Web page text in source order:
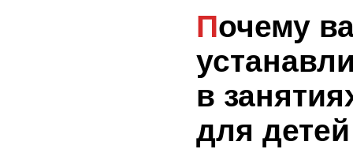
Почему важно
в
для детей